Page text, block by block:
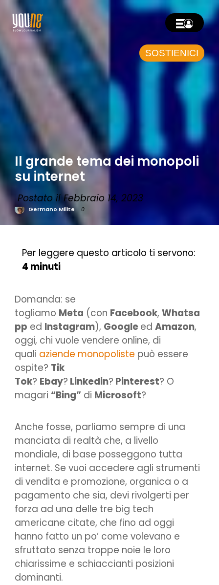
SOSTIENICI
Il grande tema dei monopoli
su internet
Postato il Febbraio 14, 2023
Germano Milite 0
Per leggere questo articolo ti servono:
4 minuti
Domanda: se
togliamo Meta (con Facebook, Whatsa
pp ed Instagram), Googleed Amazon,
oggi, chi vuole vendere online, di
quali aziende monopoliste può essere
ospite? Tik
Tok? Ebay? Linkedin? Pinterest? O
magari “Bing” di Microsoft?
Anche fosse, parliamo sempre di una
manciata di realtà che, a livello
mondiale, di base posseggono tutta
internet. Se vuoi accedere agli strumenti
di vendita e promozione, organica o a
pagamento che sia, devi rivolgerti per
forza ad una delle tre big tech
americane citate, che fino ad oggi
hanno fatto un po’ come volevano e
sfruttato senza troppe noie le loro
chiarissime e schiaccianti posizioni
dominanti.